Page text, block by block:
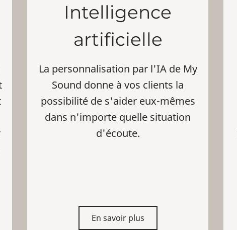
Intelligence
artificielle
La personnalisation par l'IA de My
Sound donne à vos clients la
possibilité de s'aider eux-mêmes
dans n'importe quelle situation
d'écoute.
En savoir plus